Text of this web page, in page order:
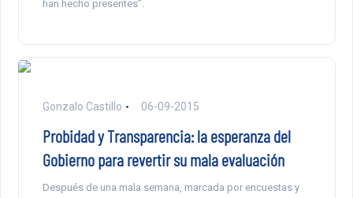
han hecho presentes”.
Gonzalo Castillo 06-09-2015
Probidad y Transparencia: la esperanza del
Gobierno para revertir su mala evaluación
Después de una mala semana, marcada por encuestas y